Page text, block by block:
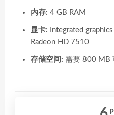
内存: 4 GB RAM
显卡: Integrated
Radeon HD 7510
存储空间: 需要 800 MB